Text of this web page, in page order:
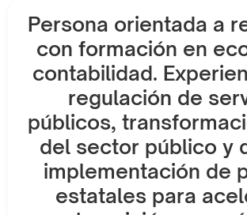
Persona orientada a
con formación en
contabilidad.
regulación de
públicos,
del sector público y
implementación de
estatales para